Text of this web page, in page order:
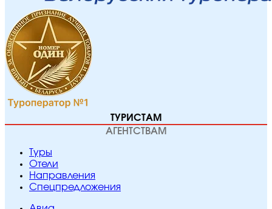
ТУРИСТАМ
АГЕНТСТВАМ
Туры
Отели
Направления
Спецпредложения